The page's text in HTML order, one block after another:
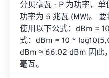
分贝毫瓦 - P 为功率，单
功率为 5 兆瓦 (MW)。
使用以下公式：dBm =
式：dBm = 10 *
dBm ≈ 66.02 dBm 因此
毫瓦。